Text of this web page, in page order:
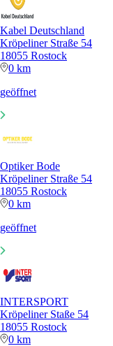
Kabel Deutschland
Kröpeliner Straße 54
18055 Rostock
0 km
geöffnet
Optiker Bode
Kröpeliner Straße 54
18055 Rostock
0 km
geöffnet
INTERSPORT
Kröpeliner Staße 54
18055 Rostock
0 km